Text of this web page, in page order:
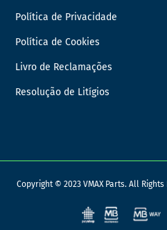
Política de Privacidade
Política de Cookies
Livro de Reclamações
Resolução de Litígios
Copyright © 2023 VMAX Parts. All